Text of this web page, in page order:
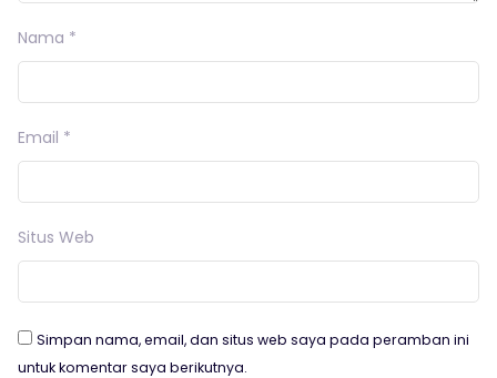
Nama *
Email *
Situs Web
Simpan nama, email, dan situs web saya pada peramban ini
untuk komentar saya berikutnya.